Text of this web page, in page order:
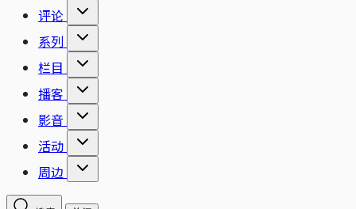
评论
系列
栏目
播客
影音
活动
周边